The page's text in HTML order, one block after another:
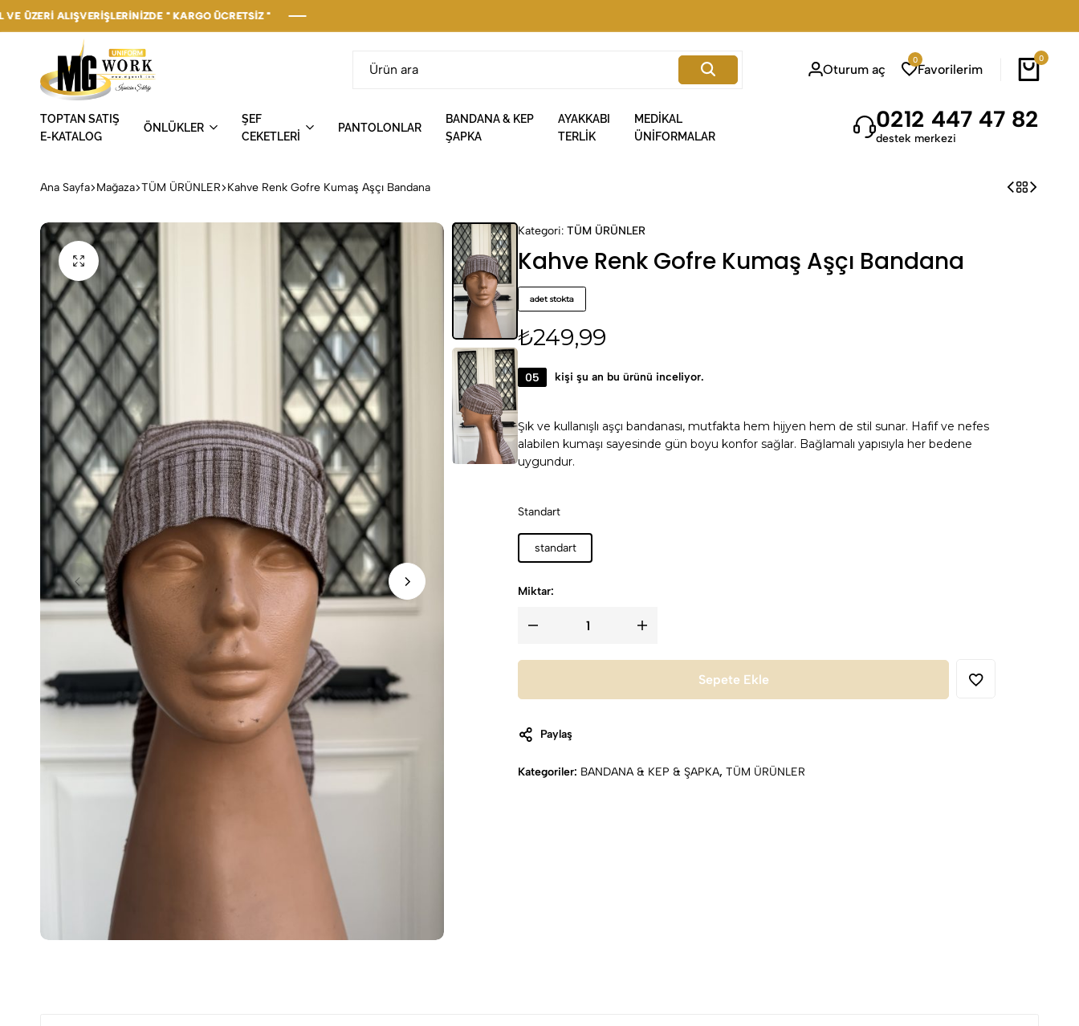
" KARGO ÜCRETSİZ "
" KARGO ÜCRETSİZ "
" KARGO ÜCRETSİZ "
" KARGO ÜCRETSİZ "
" KARGO ÜCRETSİZ "
Uniform
Şıklığı
Oturum aç
0
Favorilerim
0
TOPTAN SATIŞ
E-KATALOG
ÖNLÜKLER
ŞEF
CEKETLERİ
PANTOLONLAR
BANDANA & KEP
ŞAPKA
AYAKKABI
TERLİK
MEDİKAL
ÜNİFORMALAR
0212 447 47 82
destek merkezi
Ana Sayfa Mağaza TÜM ÜRÜNLER Kahve Renk Gofre Kumaş Aşçı Bandana
Kategori: TÜM ÜRÜNLER
Kahve Renk Gofre Kumaş Aşçı Bandana
adet stokta
₺249,99
05 kişi şu an bu ürünü inceliyor.
Şık ve kullanışlı aşçı bandanası, mutfakta hem hijyen hem de stil sunar. Hafif ve nefes
alabilen kumaşı sayesinde gün boyu konfor sağlar. Bağlamalı yapısıyla her bedene
uygundur.
Standart
standart
Miktar:
Sepete Ekle
Paylaş
Kategoriler: BANDANA & KEP & ŞAPKA, TÜM ÜRÜNLER